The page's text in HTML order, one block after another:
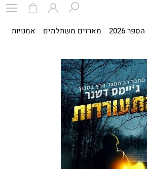
2026 מארזים משתלמים אמנויות